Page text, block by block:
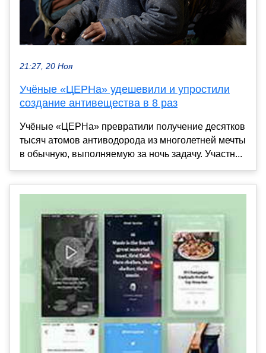
21:27, 20 Ноя
Учёные «ЦЕРНа» удешевили и упростили
создание антивещества в 8 раз
Учёные «ЦЕРНа» превратили получение десятков
тысяч атомов антиводорода из многолетней мечты
в обычную, выполняемую за ночь задачу. Участн...